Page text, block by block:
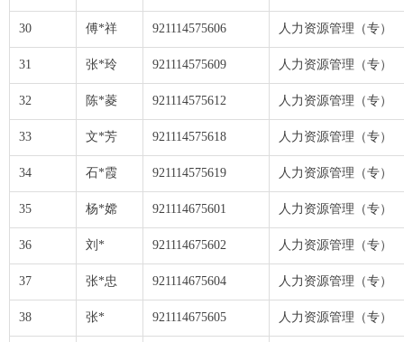
30 傅*祥 921114575606 人力资源管理（专）
31 张*玲 921114575609 人力资源管理（专）
32 陈*菱 921114575612 人力资源管理（专）
33 文*芳 921114575618 人力资源管理（专）
34 石*霞 921114575619 人力资源管理（专）
35 杨*嫦 921114675601 人力资源管理（专）
36 刘* 921114675602 人力资源管理（专）
37 张*忠 921114675604 人力资源管理（专）
38 张* 921114675605 人力资源管理（专）